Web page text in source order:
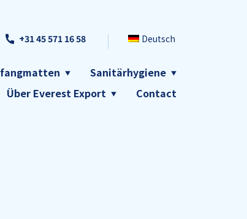
+31 45 571 16 58 Deutsch
Sanitärhygiene
Über Everest Export Contact